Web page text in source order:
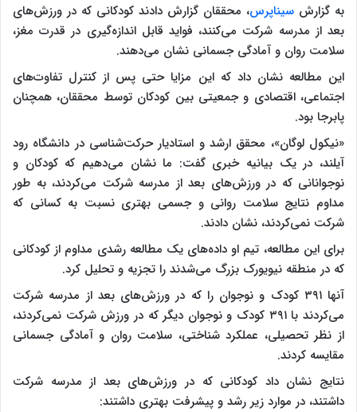
به گزارش سیناپرس، محققان گزارش دادند کودکانی که در ورزش‌های
بعد از مدرسه شرکت می‌کنند، فواید قابل اندازه‌گیری در قدرت مغز،
سلامت روان و آمادگی جسمانی نشان می‌دهند.
این مطالعه نشان داد که این مزایا حتی پس از کنترل تفاوت‌های
اجتماعی، اقتصادی و جمعیتی بین کودکان توسط محققان، همچنان
پابرجا بود.
«نیکول لوگان»، محقق ارشد و استادیار حرکت‌شناسی در دانشگاه رود
آیلند، در یک بیانیه خبری گفت: ما نشان می‌دهیم که کودکان و
نوجوانانی که در ورزش‌های بعد از مدرسه شرکت می‌کردند، به طور
مداوم نتایج سلامت روانی و جسمی بهتری نسبت به کسانی که
شرکت نمی‌کردند، نشان دادند.
برای این مطالعه، تیم او داده‌های یک مطالعه رشدی مداوم از کودکانی
که در منطقه نیویورک بزرگ می‌شدند را تجزیه و تحلیل کرد.
آنها ۳۹۱ کودک و نوجوان را که در ورزش‌های بعد از مدرسه شرکت
می‌کردند با ۳۹۱ کودک و نوجوان دیگر که در ورزش شرکت نمی‌کردند،
از نظر تحصیلی، عملکرد شناختی، سلامت روان و آمادگی جسمانی
مقایسه کردند.
نتایج نشان داد کودکانی که در ورزش‌های بعد از مدرسه شرکت
داشتند، در موارد زیر رشد و پیشرفت بهتری داشتند: